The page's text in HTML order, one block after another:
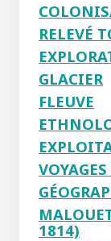
RELEVÉ
GLACIER
FLEUVE
1814)